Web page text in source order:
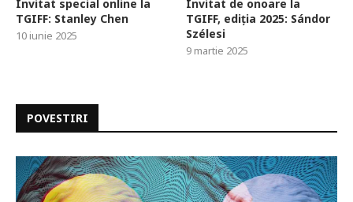
Invitat special online la
TGIFF: Stanley Chen
10 iunie 2025
Invitat de onoare la
TGIFF, ediția 2025: Sándor
Szélesi
9 martie 2025
POVESTIRI